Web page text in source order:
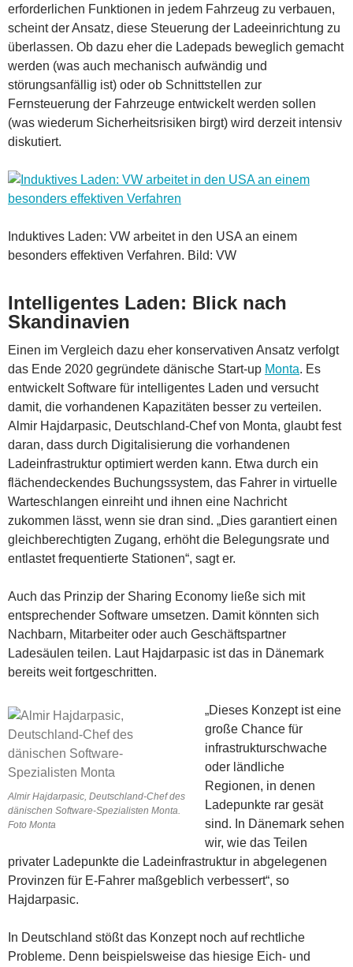
erforderlichen Funktionen in jedem Fahrzeug zu verbauen,
scheint der Ansatz, diese Steuerung der Ladeeinrichtung zu
überlassen. Ob dazu eher die Ladepads beweglich gemacht
werden (was auch mechanisch aufwändig und
störungsanfällig ist) oder ob Schnittstellen zur
Fernsteuerung der Fahrzeuge entwickelt werden sollen
(was wiederum Sicherheitsrisiken birgt) wird derzeit intensiv
diskutiert.
Induktives Laden: VW arbeitet in den USA an einem
besonders effektiven Verfahren. Bild: VW
Intelligentes Laden: Blick nach
Skandinavien
Einen im Vergleich dazu eher konservativen Ansatz verfolgt
das Ende 2020 gegründete dänische Start-up Monta. Es
entwickelt Software für intelligentes Laden und versucht
damit, die vorhandenen Kapazitäten besser zu verteilen.
Almir Hajdarpasic, Deutschland-Chef von Monta, glaubt fest
daran, dass durch Digitalisierung die vorhandenen
Ladeinfrastruktur optimiert werden kann. Etwa durch ein
flächendeckendes Buchungssystem, das Fahrer in virtuelle
Warteschlangen einreiht und ihnen eine Nachricht
zukommen lässt, wenn sie dran sind. „Dies garantiert einen
gleichberechtigten Zugang, erhöht die Belegungsrate und
entlastet frequentierte Stationen“, sagt er.
Auch das Prinzip der Sharing Economy ließe sich mit
entsprechender Software umsetzen. Damit könnten sich
Nachbarn, Mitarbeiter oder auch Geschäftspartner
Ladesäulen teilen. Laut Hajdarpasic ist das in Dänemark
bereits weit fortgeschritten.
Almir Hajdarpasic, Deutschland-Chef des
dänischen Software-Spezialisten Monta.
Foto Monta
„Dieses Konzept ist eine
große Chance für
infrastrukturschwache
oder ländliche
Regionen, in denen
Ladepunkte rar gesät
sind. In Dänemark sehen
wir, wie das Teilen
privater Ladepunkte die Ladeinfrastruktur in abgelegenen
Provinzen für E-Fahrer maßgeblich verbessert“, so
Hajdarpasic.
In Deutschland stößt das Konzept noch auf rechtliche
Probleme. Denn beispielsweise das hiesige Eich- und